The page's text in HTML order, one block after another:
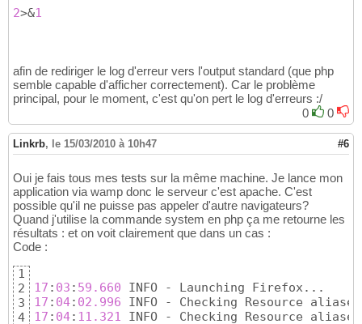
2>&1
afin de rediriger le log d'erreur vers l'output standard (que php
semble capable d'afficher correctement). Car le problème
principal, pour le moment, c'est qu'on pert le log d'erreurs :/
0
0
Linkrb, le 15/03/2010 à 10h47 #6
Oui je fais tous mes tests sur la même machine. Je lance mon
application via wamp donc le serveur c'est apache. C'est
possible qu'il ne puisse pas appeler d'autre navigateurs?
Quand j'utilise la commande system en php ça me retourne les
résultats : et on voit clairement que dans un cas :
Code :
1
2
3
4
17 : 03 : 59.660
17 : 04: 02 .996
17 : 04: 11.321